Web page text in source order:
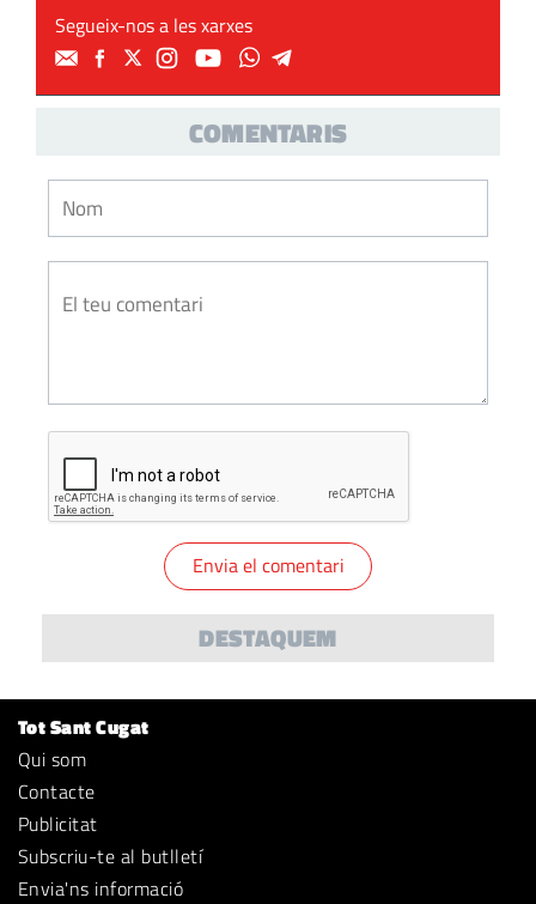
Segueix-nos a les xarxes
COMENTARIS
DESTAQUEM
Tot Sant Cugat
Qui som
Contacte
Publicitat
Subscriu-te al butlletí
Envia'ns informació